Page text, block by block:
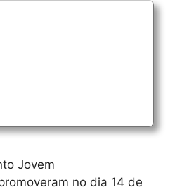
Jovem
no dia 14 de